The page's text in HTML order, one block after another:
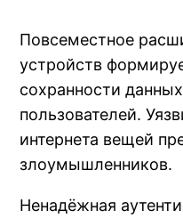
Повсеместное
устройств
сохранности
пользователей.
интернета вещей
злоумышленников.
Ненадёжная